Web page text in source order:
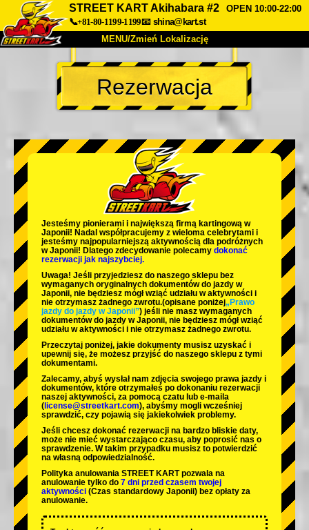
STREET KART Akihabara #2
OPEN 10:00-22:00
📞+81-80-1199-1199📧 shina@kart.st
MENU/Zmień Lokalizację
TOP
O nas Specyfikacja Cena
Firma Rezerwacja
Zmień Lokalizację
Tokyo Shinagawa Tokyo Akihabara#1
Tokyo Akihabara#2
Tokyo Shibuya Annex Tokyo Bay
Tokyo Asakusa Osaka
Okinawa
Rezerwacja
Jesteśmy pionierami i największą firmą kartingową w
Japonii! Nadal współpracujemy z wieloma celebrytami i
jesteśmy najpopularniejszą aktywnością dla podróżnych
w Japonii! Dlatego zdecydowanie polecamy dokonać
rezerwacji jak najszybciej.
Uwaga! Jeśli przyjedziesz do naszego sklepu bez
wymaganych oryginalnych dokumentów do jazdy w
Japonii, nie będziesz mógł wziąć udziału w aktywności i
nie otrzymasz żadnego zwrotu.(opisane poniżej„Prawo
jazdy do jazdy w Japonii”) jeśli nie masz wymaganych
dokumentów do jazdy w Japonii, nie będziesz mógł wziąć
udziału w aktywności i nie otrzymasz żadnego zwrotu.
Przeczytaj poniżej, jakie dokumenty musisz uzyskać i
upewnij się, że możesz przyjść do naszego sklepu z tymi
dokumentami.
Zalecamy, abyś wysłał nam zdjęcia swojego prawa jazdy i
dokumentów, które otrzymałeś po dokonaniu rezerwacji
naszej aktywności, za pomocą czatu lub e-maila
( license@streetkart.com), abyśmy mogli wcześniej
sprawdzić, czy pojawią się jakiekolwiek problemy.
Jeśli chcesz dokonać rezerwacji na bardzo bliskie daty,
może nie mieć wystarczająco czasu, aby poprosić nas o
sprawdzenie. W takim przypadku musisz to potwierdzić
na własną odpowiedzialność.
Polityka anulowania STREET KART pozwala na
anulowanie tylko do 7 dni przed czasem twojej
aktywności (Czas standardowy Japonii) bez opłaty za
anulowanie.